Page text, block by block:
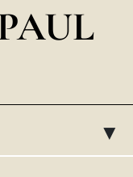
ESPAÑOL
DEUTSCH
العربيّة
▸